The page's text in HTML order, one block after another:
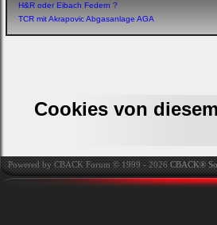
H&R oder Eibach Federn ?
TCR mit Akrapovic Abgasanlage AGA
Cookies von
Powered by CBACK Forum © 1999 - 2026CBACK®